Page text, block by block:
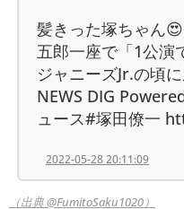
髪きった塚ちゃん
五郎一座で「1公演
ジャニーズJr.の頃
NEWS DIG
ュース#塚田僚一
2022-05-28 20:11:09
（出典 @FumitoSaku1020）